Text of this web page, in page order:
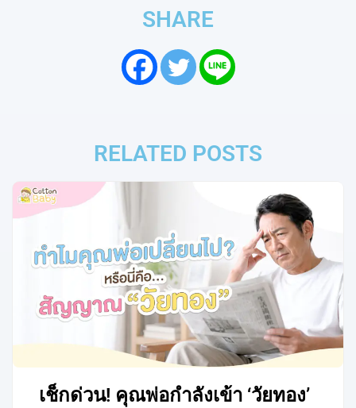
SHARE
RELATED POSTS
เช็กด่วน! คุณพ่อกำลังเข้า ‘วัยทอง’